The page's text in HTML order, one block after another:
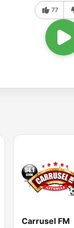
77
Carrusel FM